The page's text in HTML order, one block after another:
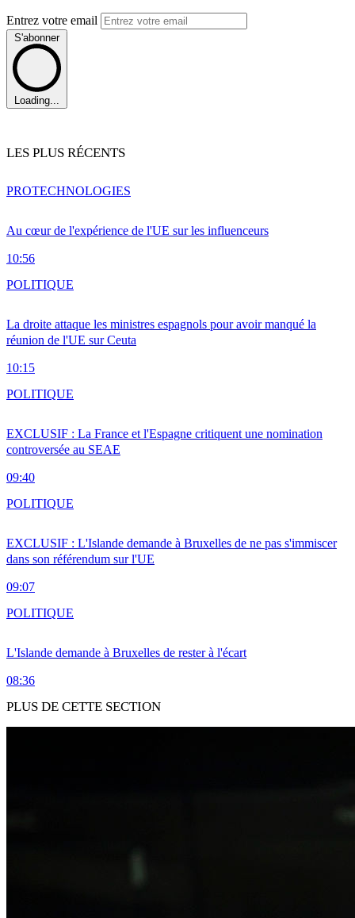
Entrez votre email
S'abonner
Loading...
LES PLUS RÉCENTS
Au cœur de l'expérience de l'UE sur les influenceurs
10:56
PROTECHNOLOGIES
La droite attaque les ministres espagnols pour avoir manqué la
réunion de l'UE sur Ceuta
10:15
POLITIQUE
EXCLUSIF : La France et l'Espagne critiquent une nomination
controversée au SEAE
09:40
POLITIQUE
EXCLUSIF : L'Islande demande à Bruxelles de ne pas s'immiscer
dans son référendum sur l'UE
09:07
POLITIQUE
L'Islande demande à Bruxelles de rester à l'écart
08:36
POLITIQUE
PLUS DE CETTE SECTION